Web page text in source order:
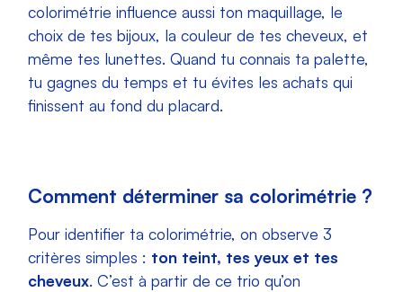
colorimétrie influence aussi ton maquillage, le
choix de tes bijoux, la couleur de tes cheveux, et
même tes lunettes. Quand tu connais ta palette,
tu gagnes du temps et tu évites les achats qui
finissent au fond du placard.
Comment déterminer sa colorimétrie ?
Pour identifier ta colorimétrie, on observe 3
critères simples : ton teint, tes yeux et tes
cheveux. C’est à partir de ce trio qu’on